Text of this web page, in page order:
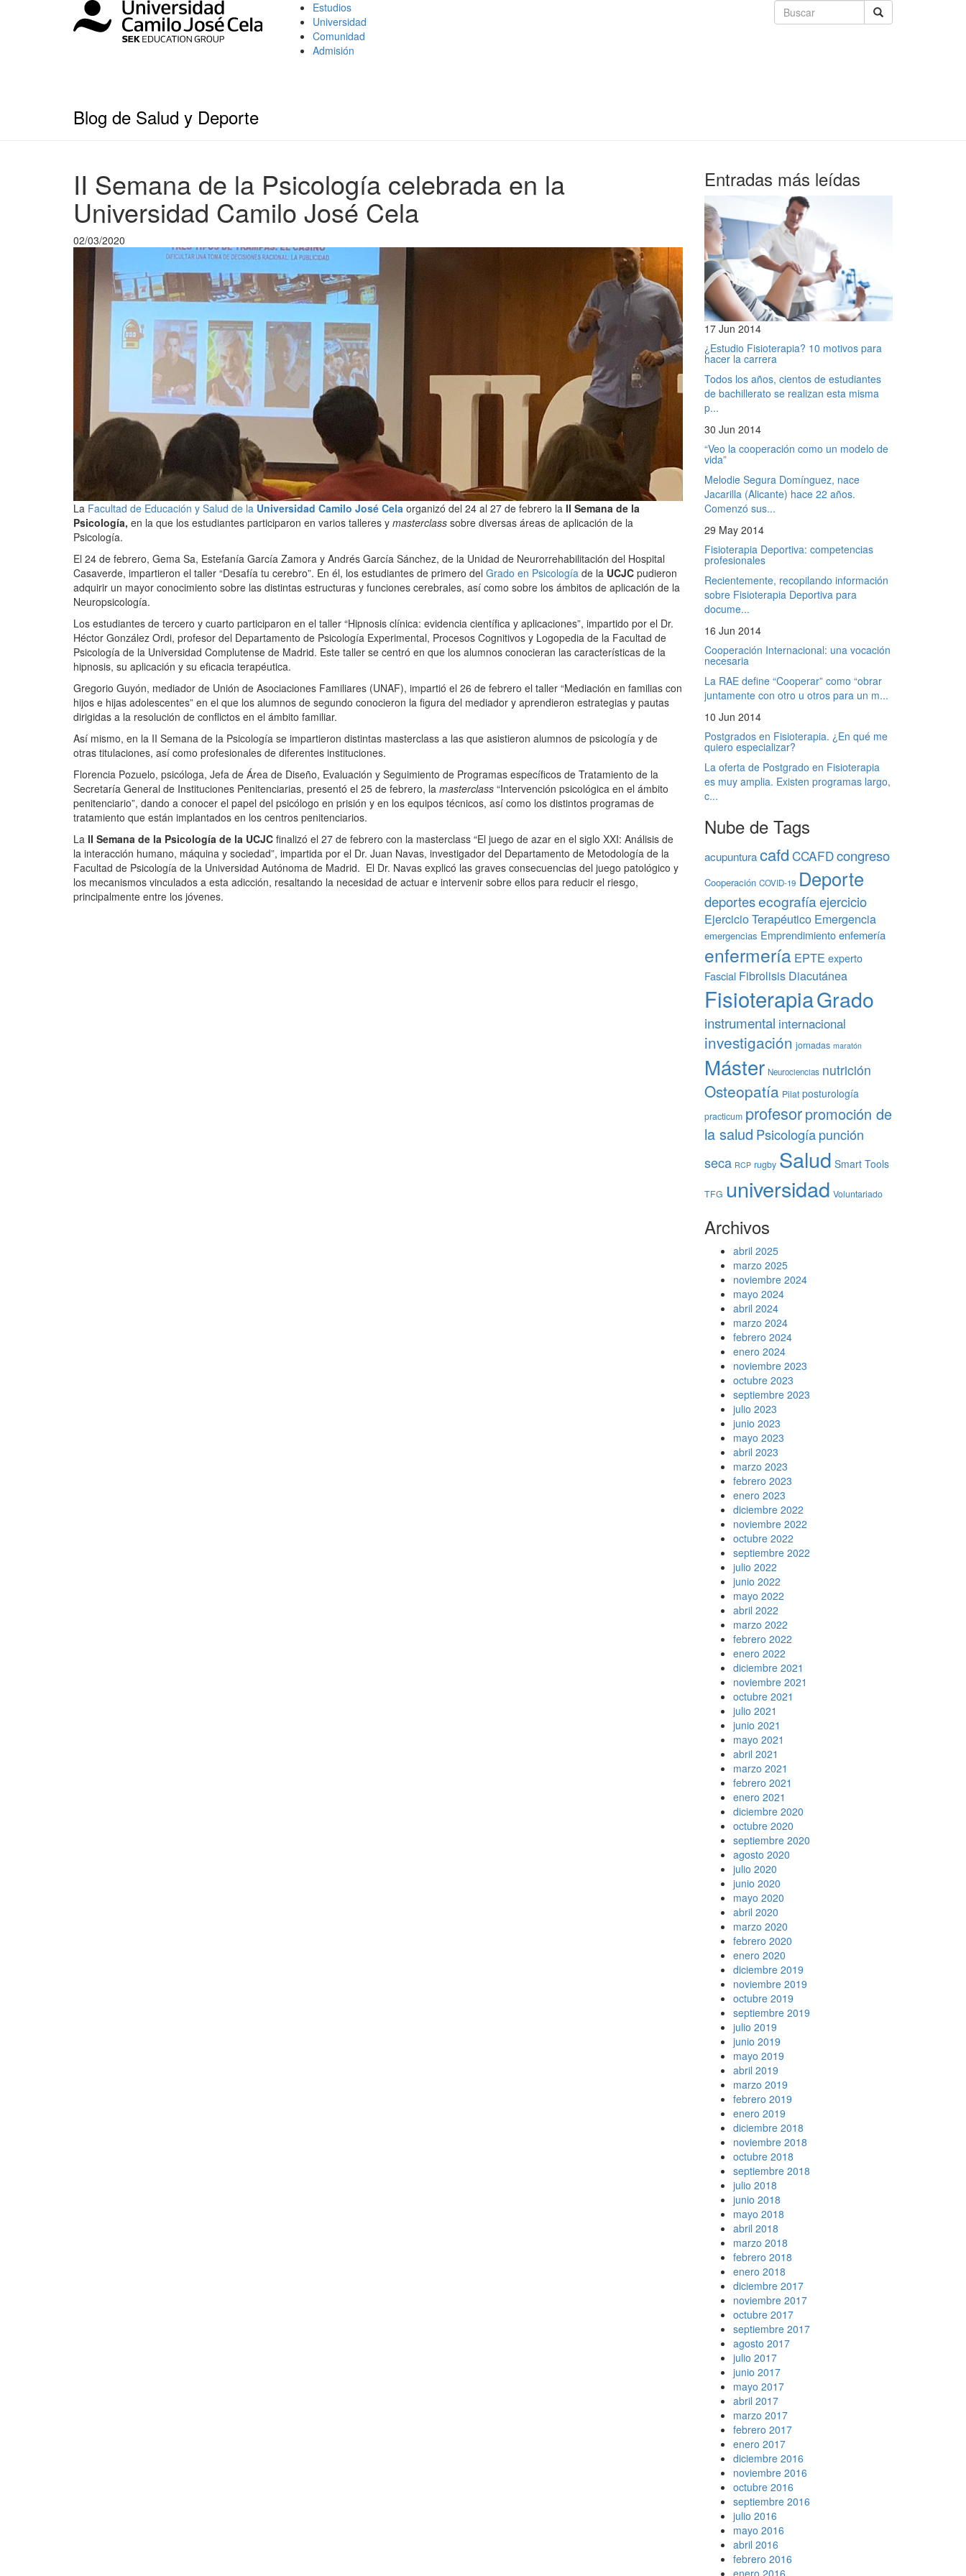
Estudios
Universidad
Comunidad
Admisión
Blog de Salud y Deporte
II Semana de la Psicología celebrada en la
Universidad Camilo José Cela
02/03/2020
La Facultad de Educación y Salud de la Universidad Camilo José Cela organizó del 24 al 27 de febrero la II Semana de la
Psicología, en la que los estudiantes participaron en varios talleres y masterclass sobre diversas áreas de aplicación de la
Psicología.
El 24 de febrero, Gema Sa, Estefanía García Zamora y Andrés García Sánchez, de la Unidad de Neurorrehabilitación del Hospital
Casaverde, impartieron el taller “Desafía tu cerebro”. En él, los estudiantes de primero del Grado en Psicología de la UCJC pudieron
adquirir un mayor conocimiento sobre las distintas estructuras y funciones cerebrales, así como sobre los ámbitos de aplicación de la
Neuropsicología.
Los estudiantes de tercero y cuarto participaron en el taller “Hipnosis clínica: evidencia científica y aplicaciones”, impartido por el Dr.
Héctor González Ordi, profesor del Departamento de Psicología Experimental, Procesos Cognitivos y Logopedia de la Facultad de
Psicología de la Universidad Complutense de Madrid. Este taller se centró en que los alumnos conocieran las características de la
hipnosis, su aplicación y su eficacia terapéutica.
Gregorio Guyón, mediador de Unión de Asociaciones Familiares (UNAF), impartió el 26 de febrero el taller “Mediación en familias con
hijos e hijas adolescentes” en el que los alumnos de segundo conocieron la figura del mediador y aprendieron estrategias y pautas
dirigidas a la resolución de conflictos en el ámbito familiar.
Así mismo, en la II Semana de la Psicología se impartieron distintas masterclass a las que asistieron alumnos de psicología y de
otras titulaciones, así como profesionales de diferentes instituciones.
Florencia Pozuelo, psicóloga, Jefa de Área de Diseño, Evaluación y Seguimiento de Programas específicos de Tratamiento de la
Secretaría General de Instituciones Penitenciarias, presentó el 25 de febrero, la masterclass “Intervención psicológica en el ámbito
penitenciario”, dando a conocer el papel del psicólogo en prisión y en los equipos técnicos, así como los distintos programas de
tratamiento que están implantados en los centros penitenciarios.
La II Semana de la Psicología de la UCJC finalizó el 27 de febrero con la masterclass “El juego de azar en el siglo XXI: Análisis de
la interacción humano, máquina y sociedad”, impartida por el Dr. Juan Navas, investigador del Departamento de Metodología de la
Facultad de Psicología de la Universidad Autónoma de Madrid. El Dr. Navas explicó las graves consecuencias del juego patológico y
los mecanismos vinculados a esta adicción, resaltando la necesidad de actuar e intervenir sobre ellos para reducir el riesgo,
principalmente entre los jóvenes.
Entradas más leídas
17 Jun 2014
¿Estudio Fisioterapia? 10 motivos para
hacer la carrera
Todos los años, cientos de estudiantes
de bachillerato se realizan esta misma
p...
30 Jun 2014
“Veo la cooperación como un modelo de
vida”
Melodie Segura Domínguez, nace
Jacarilla (Alicante) hace 22 años.
Comenzó sus...
29 May 2014
Fisioterapia Deportiva: competencias
profesionales
Recientemente, recopilando información
sobre Fisioterapia Deportiva para
docume...
16 Jun 2014
Cooperación Internacional: una vocación
necesaria
La RAE define “Cooperar” como “obrar
juntamente con otro u otros para un m...
10 Jun 2014
Postgrados en Fisioterapia. ¿En qué me
quiero especializar?
La oferta de Postgrado en Fisioterapia
es muy amplia. Existen programas largo,
c...
Nube de Tags
acupuntura cafd CCAFDcongreso
Cooperación COVID-19 Deporte
deportesecografíaejercicio
Ejercicio Terapéutico Emergencia
emergencias Emprendimiento enfemería
enfermería EPTE experto
Fascial Fibrolisis Diacutánea
FisioterapiaGrado
instrumental internacional
investigación jornadas maratón
Máster Neurociencias nutrición
Osteopatía Pilat posturología
practicum profesorpromoción de
la salud Psicología punción
seca RCP rugby Salud Smart Tools
TFG universidad Voluntariado
Archivos
abril 2025
marzo 2025
noviembre 2024
mayo 2024
abril 2024
marzo 2024
febrero 2024
enero 2024
noviembre 2023
octubre 2023
septiembre 2023
julio 2023
junio 2023
mayo 2023
abril 2023
marzo 2023
febrero 2023
enero 2023
diciembre 2022
noviembre 2022
octubre 2022
septiembre 2022
julio 2022
junio 2022
mayo 2022
abril 2022
marzo 2022
febrero 2022
enero 2022
diciembre 2021
noviembre 2021
octubre 2021
julio 2021
junio 2021
mayo 2021
abril 2021
marzo 2021
febrero 2021
enero 2021
diciembre 2020
octubre 2020
septiembre 2020
agosto 2020
julio 2020
junio 2020
mayo 2020
abril 2020
marzo 2020
febrero 2020
enero 2020
diciembre 2019
noviembre 2019
octubre 2019
septiembre 2019
julio 2019
junio 2019
mayo 2019
abril 2019
marzo 2019
febrero 2019
enero 2019
diciembre 2018
noviembre 2018
octubre 2018
septiembre 2018
julio 2018
junio 2018
mayo 2018
abril 2018
marzo 2018
febrero 2018
enero 2018
diciembre 2017
noviembre 2017
octubre 2017
septiembre 2017
agosto 2017
julio 2017
junio 2017
mayo 2017
abril 2017
marzo 2017
febrero 2017
enero 2017
diciembre 2016
noviembre 2016
octubre 2016
septiembre 2016
julio 2016
mayo 2016
abril 2016
febrero 2016
enero 2016